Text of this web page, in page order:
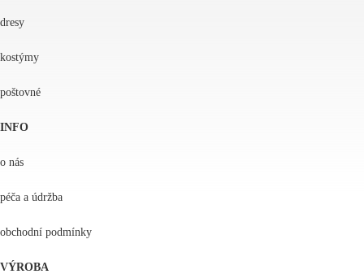
dresy
kostýmy
poštovné
INFO
o nás
péča a údržba
obchodní podmínky
VÝROBA